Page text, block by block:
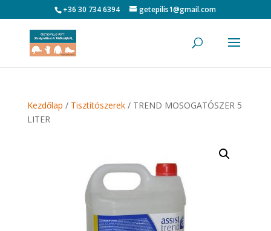
+36 30 734 6394 getepilis1@gmail.com
Kezdőlap / Tisztítószerek/ TREND MOSOGATÓSZER 5
LITER